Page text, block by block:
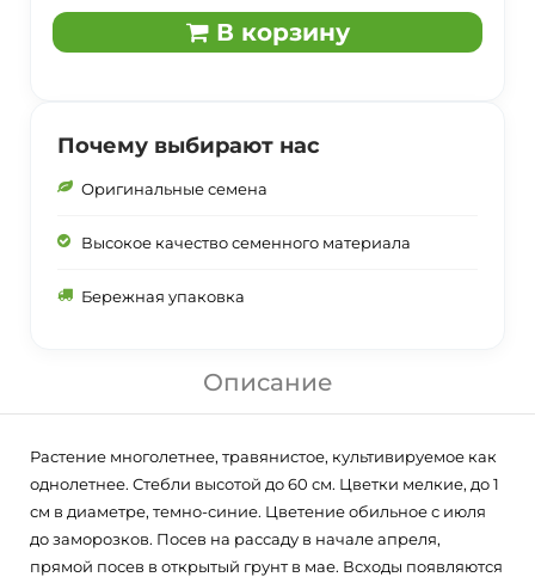
В корзину
Почему выбирают нас
Оригинальные семена
Высокое качество семенного материала
Бережная упаковка
Описание
Растение многолетнее, травянистое, культивируемое как
однолетнее. Стебли высотой до 60 см. Цветки мелкие, до 1
см в диаметре, темно-синие. Цветение обильное с июля
до заморозков. Посев на рассаду в начале апреля,
прямой посев в открытый грунт в мае. Всходы появляются